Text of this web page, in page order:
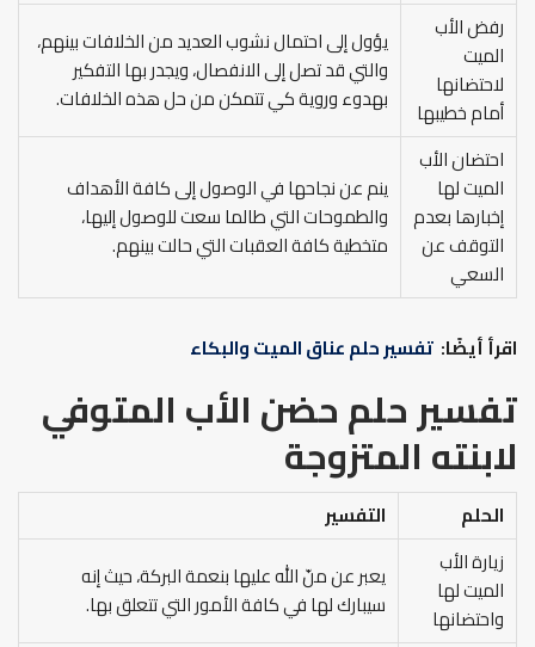
رفض الأب
الميت
لاحتضانها
أمام خطيبها
يؤول إلى احتمال نشوب العديد من الخلافات بينهم،
والتي قد تصل إلى الانفصال، ويجدر بها التفكير
بهدوء وروية كي تتمكن من حل هذه الخلافات.
احتضان الأب
الميت لها
إخبارها بعدم
التوقف عن
السعي
ينم عن نجاحها في الوصول إلى كافة الأهداف
والطموحات التي طالما سعت للوصول إليها،
متخطية كافة العقبات التي حالت بينهم.
اقرأ أيضًا: تفسير حلم عناق الميت والبكاء
تفسير حلم حضن الأب المتوفي
لابنتهالمتزوجة
الحلم
التفسير
زيارة الأب
الميت لها
واحتضانها
يعبر عن منّ الله عليها بنعمة البركة، حيث إنه
سيبارك لها في كافة الأمور التي تتعلق بها.